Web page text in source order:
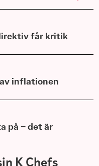
får kritik
inflationen
på – det är
K Chefs